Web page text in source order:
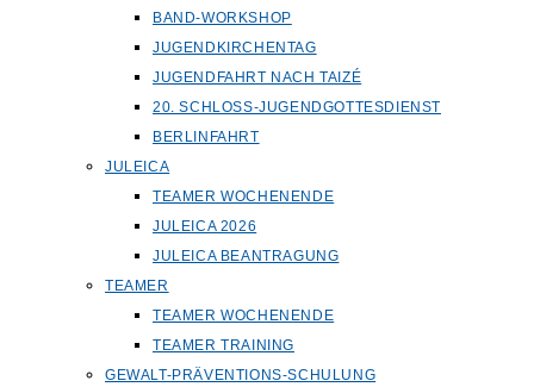
BAND-WORKSHOP
JUGENDKIRCHENTAG
JUGENDFAHRT NACH TAIZÉ
20. SCHLOSS-JUGENDGOTTESDIENST
BERLINFAHRT
JULEICA
TEAMER WOCHENENDE
JULEICA 2026
JULEICA BEANTRAGUNG
TEAMER
TEAMER WOCHENENDE
TEAMER TRAINING
GEWALT-PRÄVENTIONS-SCHULUNG